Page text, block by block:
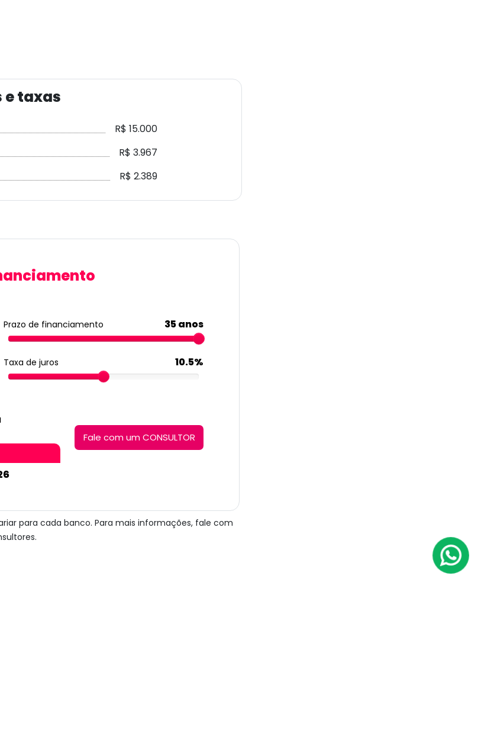
e taxas
R$ 15.000
R$ 3.967
R$ 2.389
Prazo de financiamento 35 anos
Taxa de juros 10.5%
Fale com um CONSULTOR
para cada banco. Para mais informações, fale com